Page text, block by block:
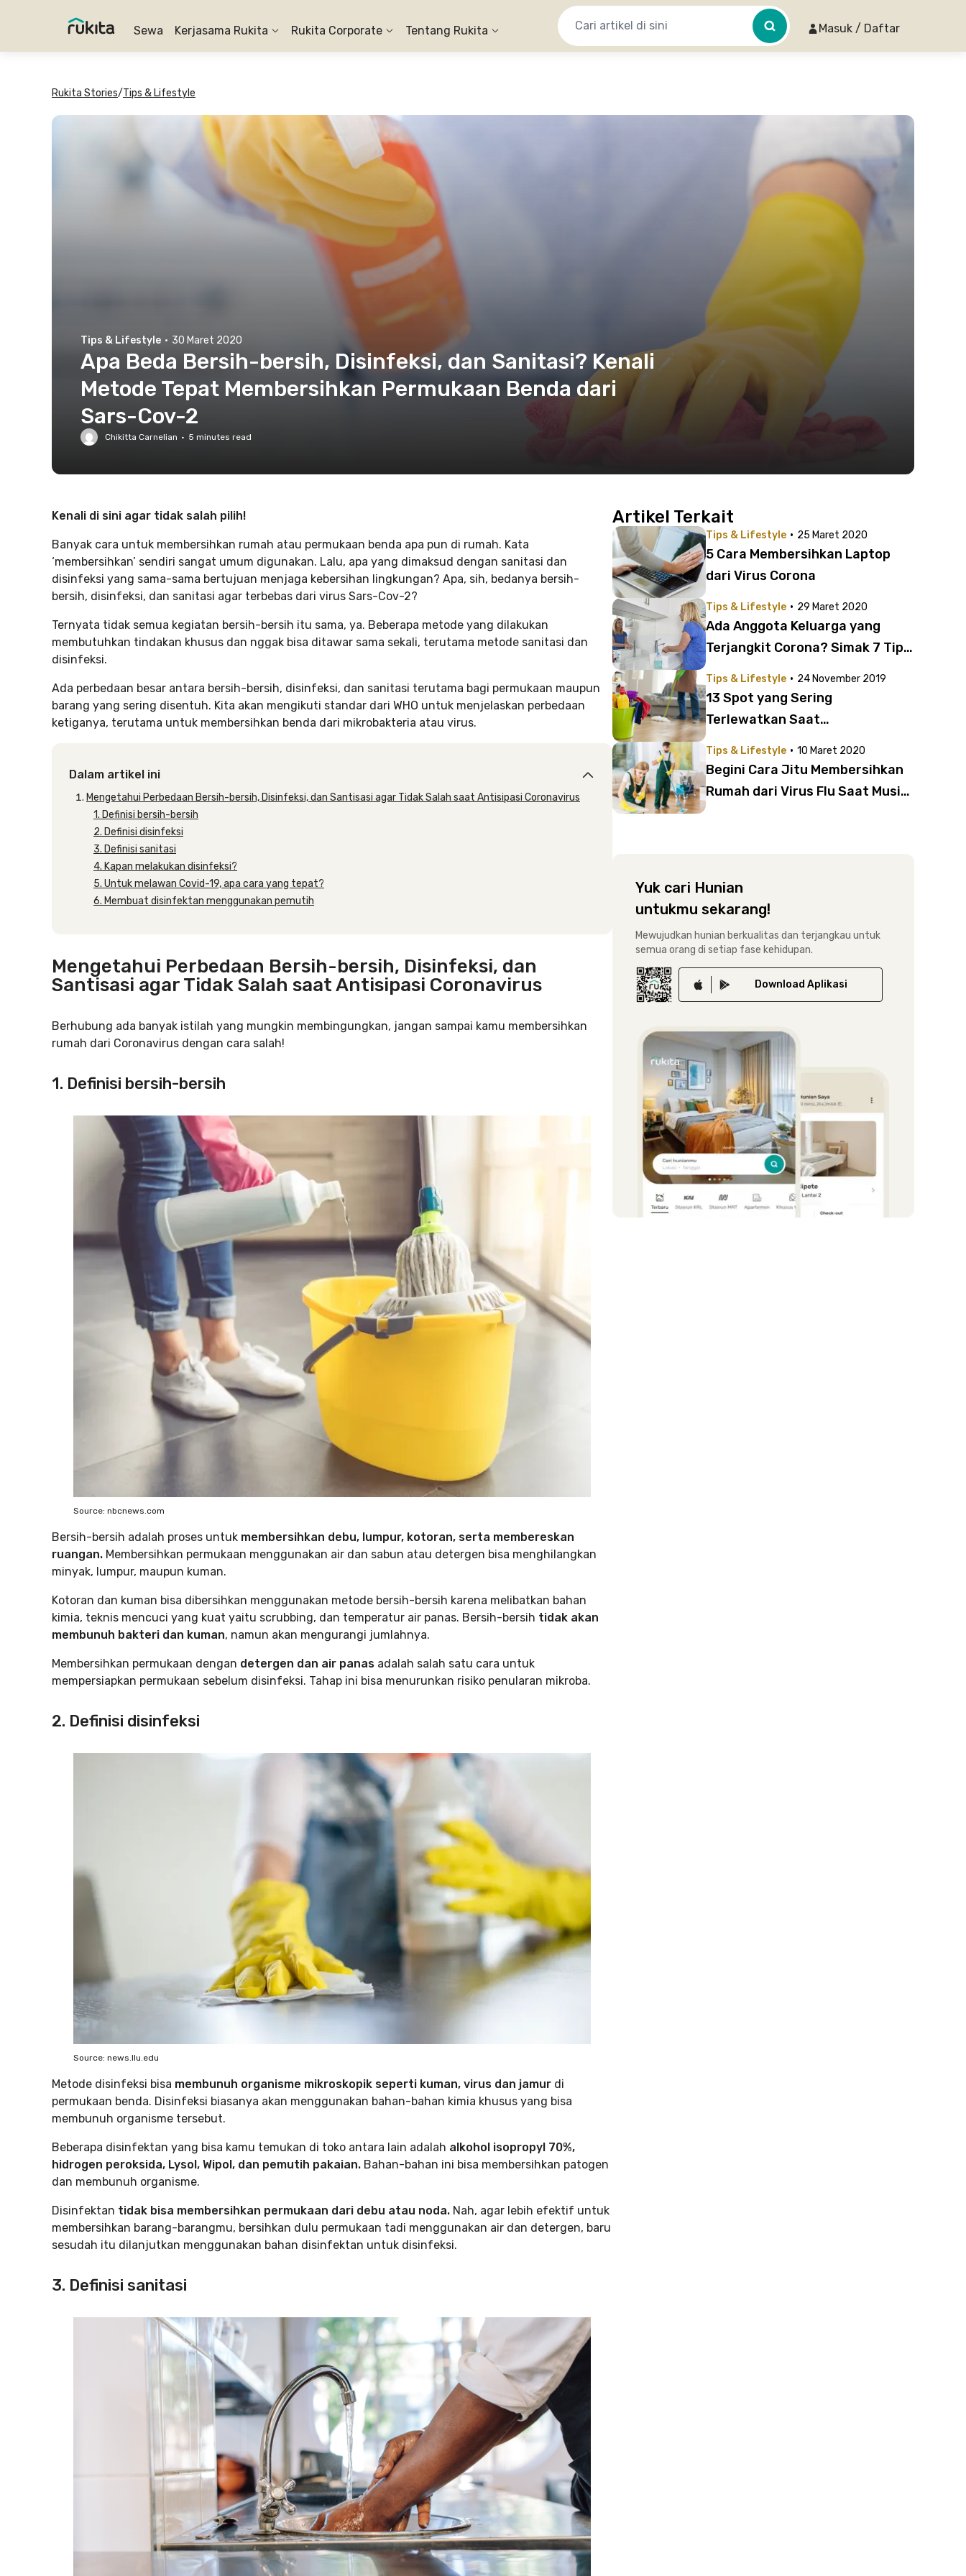
Sewa Kerjasama Rukita Rukita Corporate Tentang Rukita Masuk / Daftar
Rukita Stories/Tips & Lifestyle
Tips & Lifestyle · 30 Maret 2020
Apa Beda Bersih-bersih, Disinfeksi, dan Sanitasi? Kenali
Metode Tepat Membersihkan Permukaan Benda dari
Sars-Cov-2
Chikitta Carnelian · 5 minutes read
Kenali di sini agar tidak salah pilih!
Banyak cara untuk membersihkan rumah atau permukaan benda apa pun di rumah. Kata
‘membersihkan’ sendiri sangat umum digunakan. Lalu, apa yang dimaksud dengan sanitasi dan
disinfeksi yang sama-sama bertujuan menjaga kebersihan lingkungan? Apa, sih, bedanya bersih-
bersih, disinfeksi, dan sanitasi agar terbebas dari virus Sars-Cov-2?
Ternyata tidak semua kegiatan bersih-bersih itu sama, ya. Beberapa metode yang dilakukan
membutuhkan tindakan khusus dan nggak bisa ditawar sama sekali, terutama metode sanitasi dan
disinfeksi.
Ada perbedaan besar antara bersih-bersih, disinfeksi, dan sanitasi terutama bagi permukaan maupun
barang yang sering disentuh. Kita akan mengikuti standar dari WHO untuk menjelaskan perbedaan
ketiganya, terutama untuk membersihkan benda dari mikrobakteria atau virus.
Dalam artikel ini
Mengetahui Perbedaan Bersih-bersih, Disinfeksi, dan Santisasi agar Tidak Salah saat Antisipasi Coronavirus
1. Definisi bersih-bersih
2. Definisi disinfeksi
3. Definisi sanitasi
4. Kapan melakukan disinfeksi?
5. Untuk melawan Covid-19, apa cara yang tepat?
6. Membuat disinfektan menggunakan pemutih
Mengetahui Perbedaan Bersih-bersih, Disinfeksi, dan
Santisasi agar Tidak Salah saat Antisipasi Coronavirus
Berhubung ada banyak istilah yang mungkin membingungkan, jangan sampai kamu membersihkan
rumah dari Coronavirus dengan cara salah!
1. Definisi bersih-bersih
Source: nbcnews.com
Bersih-bersih adalah proses untuk membersihkan debu, lumpur, kotoran, serta membereskan
ruangan. Membersihkan permukaan menggunakan air dan sabun atau detergen bisa menghilangkan
minyak, lumpur, maupun kuman.
Kotoran dan kuman bisa dibersihkan menggunakan metode bersih-bersih karena melibatkan bahan
kimia, teknis mencuci yang kuat yaitu scrubbing, dan temperatur air panas. Bersih-bersih tidak akan
membunuh bakteri dan kuman, namun akan mengurangi jumlahnya.
Membersihkan permukaan dengan detergen dan air panas adalah salah satu cara untuk
mempersiapkan permukaan sebelum disinfeksi. Tahap ini bisa menurunkan risiko penularan mikroba.
2. Definisi disinfeksi
Source: news.llu.edu
Metode disinfeksi bisa membunuh organisme mikroskopik seperti kuman, virus dan jamur di
permukaan benda. Disinfeksi biasanya akan menggunakan bahan-bahan kimia khusus yang bisa
membunuh organisme tersebut.
Beberapa disinfektan yang bisa kamu temukan di toko antara lain adalah alkohol isopropyl 70%,
hidrogen peroksida, Lysol, Wipol, dan pemutih pakaian. Bahan-bahan ini bisa membersihkan patogen
dan membunuh organisme.
Disinfektan tidak bisa membersihkan permukaan dari debu atau noda. Nah, agar lebih efektif untuk
membersihkan barang-barangmu, bersihkan dulu permukaan tadi menggunakan air dan detergen, baru
sesudah itu dilanjutkan menggunakan bahan disinfektan untuk disinfeksi.
3. Definisi sanitasi
Artikel Terkait
Tips & Lifestyle · 25 Maret 2020
5 Cara Membersihkan Laptop
dari Virus Corona
Tips & Lifestyle · 29 Maret 2020
Ada Anggota Keluarga yang
Terjangkit Corona? Simak 7 Tips
Virus Covid-19
Tips & Lifestyle · 24 November 2019
13 Spot yang Sering
Terlewatkan Saat
yang Nggak Disangka Sama
Sekali!
Tips & Lifestyle · 10 Maret 2020
Begini Cara Jitu Membersihkan
Rumah dari Virus Flu Saat Musim
Yuk cari Hunian
untukmu sekarang!
Mewujudkan hunian berkualitas dan terjangkau untuk
semua orang di setiap fase kehidupan.
Download Aplikasi